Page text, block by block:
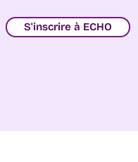
S'inscrire à ECHO